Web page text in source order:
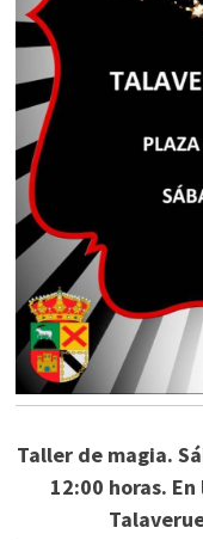
Taller de magia.
12:00 horas.